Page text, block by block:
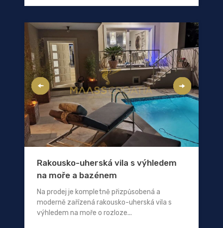
Rakousko-uherská vila s výhledem
na moře a bazénem
Na prodej je kompletně přizpůsobená a
moderně zařízená rakousko-uherská vila s
výhledem na moře o rozloze...